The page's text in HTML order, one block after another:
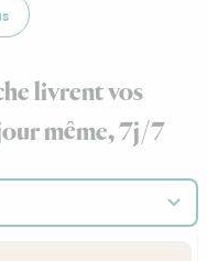
livrent vos
même, 7j/7